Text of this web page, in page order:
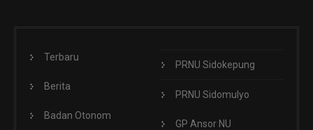
Terbaru
Berita
Badan Otonom
PRNU Sidokepung
PRNU Sidomulyo
GP Ansor NU